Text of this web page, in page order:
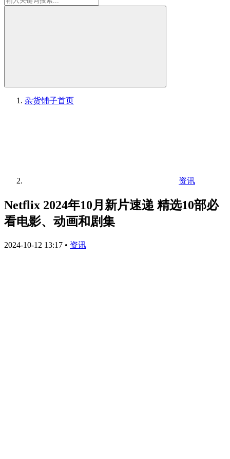
杂货铺子首页
资讯
Netflix 2024年10月新片速递 精选10部必
看电影、动画和剧集
2024-10-12 13:17 • 资讯